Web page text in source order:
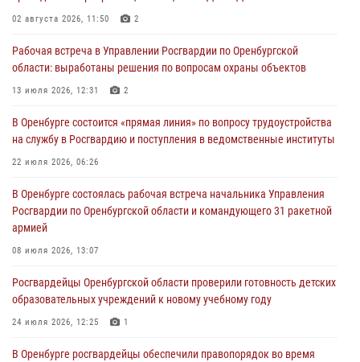
27 июля 2026, 14:36 2
Росгвардейцы предотвратили трагедию: спасен мужчина в тяжелой
жизненной ситуации (ВИДЕО)
26 июля 2026, 14:45 1
Росгвардейцы Оренбургской области проверили готовность детских
образовательных учреждений к новому учебному году
24 июля 2026, 12:25
При силовой поддержке ОМОН «Кобра» Росгвардии в Оренбурге
проведён рейд по строительным объектам
23 июля 2026, 10:47
02 августа 2026, 11:50 2
Рабочая встреча в Управлении Росгвардии по Оренбургской
области: выработаны решения по вопросам охраны объектов
13 июля 2026, 12:31 2
В Оренбурге состоится «прямая линия» по вопросу трудоустройства
на службу в Росгвардию и поступления в ведомственные институты
22 июля 2026, 06:26
В Оренбурге состоялась рабочая встреча начальника Управления
Росгвардии по Оренбургской области и командующего 31 ракетной
армией
08 июля 2026, 13:07
Росгвардейцы Оренбургской области проверили готовность детских
образовательных учреждений к новому учебному году
24 июля 2026, 12:25 1
В Оренбурге росгвардейцы обеспечили правопорядок во время